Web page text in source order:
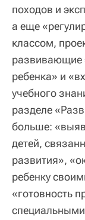
походов и
а еще
классом,
развивающие
ребенка» и
учебного
разделе
больше:
детей,
развития»,
ребенку
«готовность